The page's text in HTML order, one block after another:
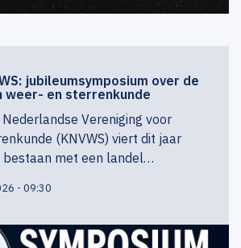
jubileumsymposium over de
weer- en sterrenkunde
Vereniging voor
(KNVWS) viert dit jaar
met een landel…
- 09:30